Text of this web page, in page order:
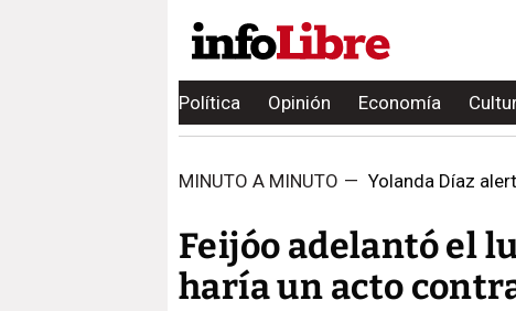
Política Opinión Economía
MINUTO A MINUTO — Yolanda Díaz
Feijóo adelantó el
haría un acto